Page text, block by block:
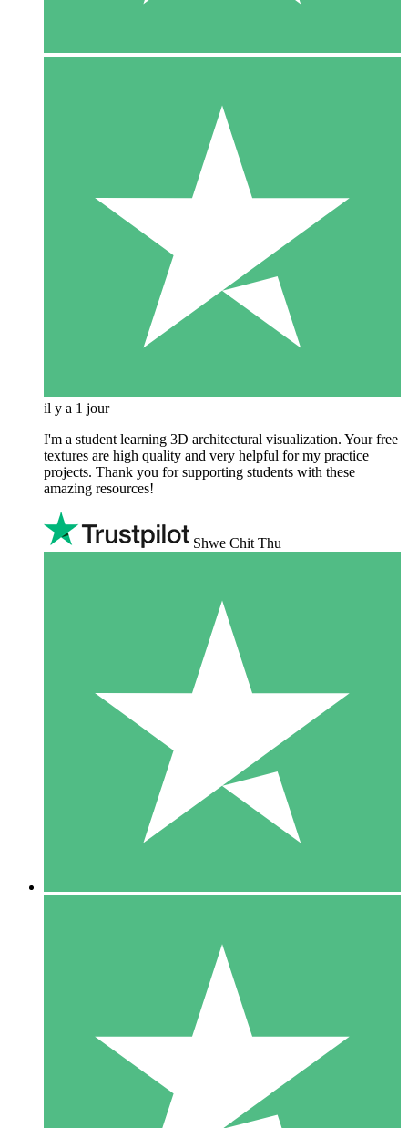
il y a 1 jour
I'm a student learning 3D architectural visualization. Your free
textures are high quality and very helpful for my practice
projects. Thank you for supporting students with these
amazing resources!
Shwe Chit Thu